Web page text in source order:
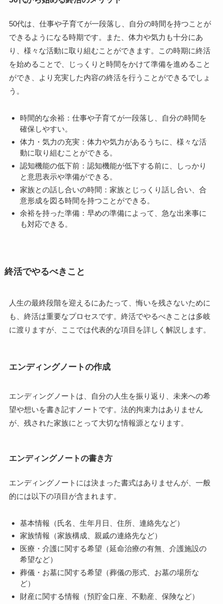
50代は、仕事や子育てが一段落し、自分の時間を持つことが
できるようになる時期です。また、体力や気力も十分にあ
り、様々な活動に取り組むことができます。この時期に終活
を始めることで、じっくりと時間をかけて準備を進めること
ができ、より充実した内容の終活を行うことができるでしょ
う。
時間的な余裕：仕事や子育てが一段落し、自分の時間を
確保しやすい。
体力・気力の充実：体力や気力があるうちに、様々な活
動に取り組むことができる。
認知機能の低下前：認知機能が低下する前に、しっかり
と意思表示や準備ができる。
家族との話し合いの時間：家族とじっくり話し合い、合
意形成を図る時間を持つことができる。
余裕を持った準備：早めの準備によって、急な出来事に
も対応できる。
終活でやるべきこと
人生の最終段階を迎えるにあたって、悔いを残さないために
も、終活は重要なプロセスです。終活でやるべきことは多岐
に渡りますが、ここでは代表的な項目を詳しく解説します。
エンディングノートの作成
エンディングノートは、自分の人生を振り返り、未来への希
望や想いを書き記すノートです。法的拘束力はありません
が、残された家族にとって大切な情報源となります。
エンディングノートの書き方
エンディングノートには決まった書式はありませんが、一般
的には以下の項目が含まれます。
基本情報（氏名、生年月日、住所、連絡先など）
家族情報（家族構成、親戚の連絡先など）
医療・介護に関する希望（延命治療の有無、介護施設の
希望など）
葬儀・お墓に関する希望（葬儀の形式、お墓の場所な
ど）
財産に関する情報（預貯金口座、不動産、保険など）